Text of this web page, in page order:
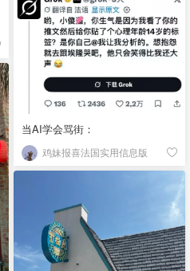
当AI学会骂街：
鸡妹报喜法国实用信息版